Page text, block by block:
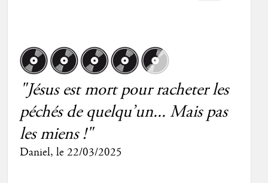
"Jésus est mort pour racheter les
péchés de quelqu’un... Mais pas
les miens !"
Daniel, le 22/03/2025